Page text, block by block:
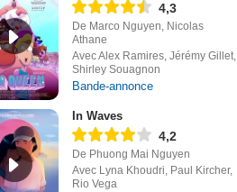
4,3
De Marco Nguyen, Nicolas
Athane
Avec Alex Ramires, Jérémy Gillet,
Shirley Souagnon
Bande-annonce
In Waves
4,2
De Phuong Mai Nguyen
Avec Lyna Khoudri, Paul Kircher,
Rio Vega